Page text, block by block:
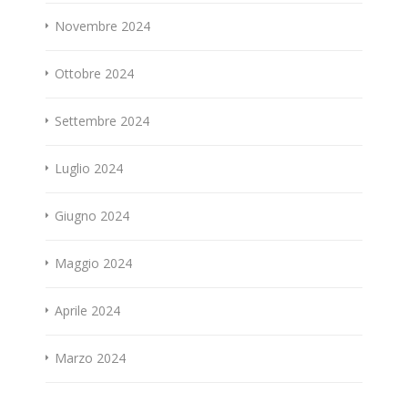
Novembre 2024
Ottobre 2024
Settembre 2024
Luglio 2024
Giugno 2024
Maggio 2024
Aprile 2024
Marzo 2024